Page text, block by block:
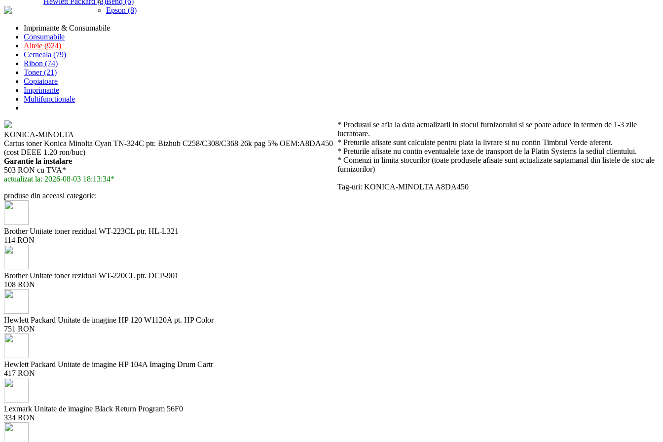
Epson (8)
Imprimante & Consumabile
Consumabile
Altele (924)
Cerneala (79)
Ribon (74)
Toner (21)
Copiatoare
Imprimante
Multifunctionale
KONICA-MINOLTA
Cartus toner Konica Minolta Cyan TN-324C ptr. Bizhub C258/C308/C368 26k pag 5% OEM:A8DA450
(cost DEEE 1.20 ron/buc)
Garantie la instalare
503 RON cu TVA*
actualizat la: 2026-08-03 18:13:34*
* Produsul se afla la data actualizarii in stocul furnizorului si se poate aduce in termen de 1-3 zile
lucratoare.
* Preturile afisate sunt calculate pentru plata la livrare si nu contin Timbrul Verde aferent.
* Preturile afisate nu contin eventualele taxe de transport de la Platin Systems la sediul clientului.
* Comenzi in limita stocurilor (toate produsele afisate sunt actualizate saptamanal din listele de stoc ale
furnizorilor)
Tag-uri: KONICA-MINOLTA A8DA450
produse din aceeasi categorie:
Brother Unitate toner rezidual WT-223CL ptr. HL-L321
114 RON
Brother Unitate toner rezidual WT-220CL ptr. DCP-901
108 RON
Hewlett Packard Unitate de imagine HP 120 W1120A pt. HP Color
751 RON
Hewlett Packard Unitate de imagine HP 104A Imaging Drum Cartr
417 RON
Lexmark Unitate de imagine Black Return Program 56F0
334 RON